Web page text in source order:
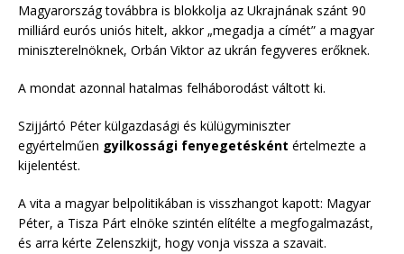
Magyarország továbbra is blokkolja az Ukrajnának szánt 90
milliárd eurós uniós hitelt, akkor „megadja a címét” a magyar
miniszterelnöknek, Orbán Viktor az ukrán fegyveres erőknek.
A mondat azonnal hatalmas felháborodást váltott ki.
Szijjártó Péter külgazdasági és külügyminiszter
egyértelműen gyilkossági fenyegetésként értelmezte a
kijelentést.
A vita a magyar belpolitikában is visszhangot kapott: Magyar
Péter, a Tisza Párt elnöke szintén elítélte a megfogalmazást,
és arra kérte Zelenszkijt, hogy vonja vissza a szavait.